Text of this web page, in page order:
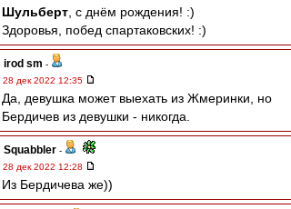
Шульберт , с днём рождения! :)
Здоровья, побед спартаковских! :)
irod sm -
28 дек 2022 12:35
Да, девушка может выехать из Жмеринки, но
Бердичев из девушки - никогда.
Squabbler -
28 дек 2022 12:28
Из Бердичева же))